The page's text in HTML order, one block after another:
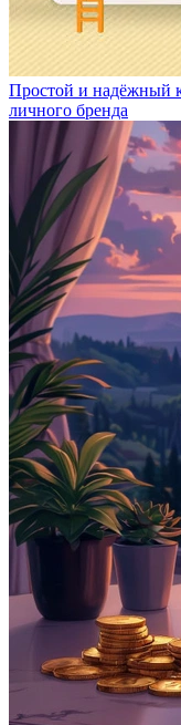
Простой и надёжный
личного бренда